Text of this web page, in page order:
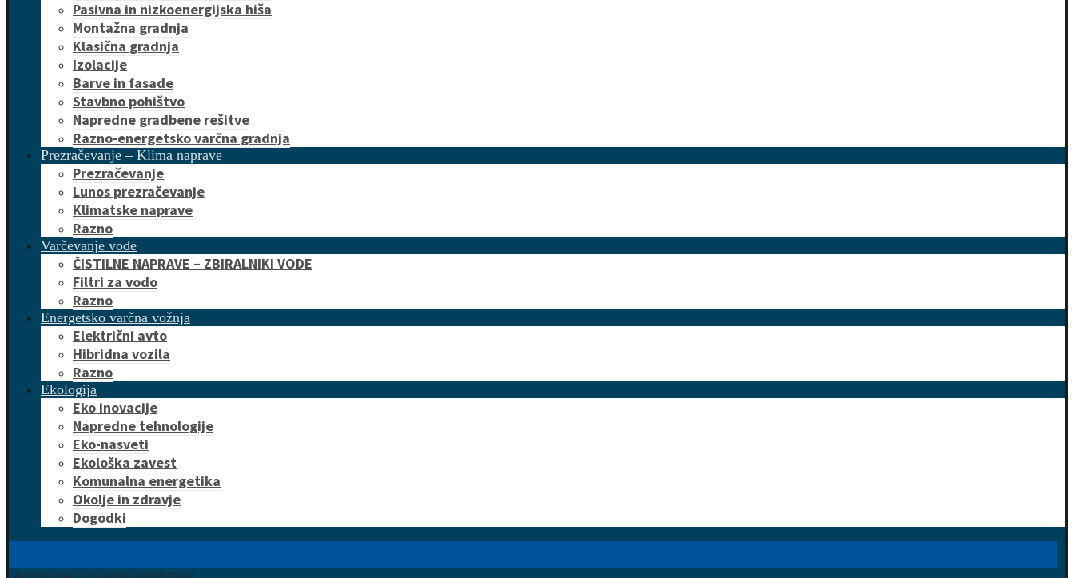
Pasivna in nizkoenergijska hiša
Montažna gradnja
Klasična gradnja
Izolacije
Barve in fasade
Stavbno pohištvo
Napredne gradbene rešitve
Razno-energetsko varčna gradnja
Prezračevanje – Klima naprave
Prezračevanje
Lunos prezračevanje
Klimatske naprave
Razno
Varčevanje vode
ČISTILNE NAPRAVE – ZBIRALNIKI VODE
Filtri za vodo
Razno
Energetsko varčna vožnja
Električni avto
Hibridna vozila
Razno
Ekologija
Eko inovacije
Napredne tehnologije
Eko-nasveti
Ekološka zavest
Komunalna energetika
Okolje in zdravje
Dogodki